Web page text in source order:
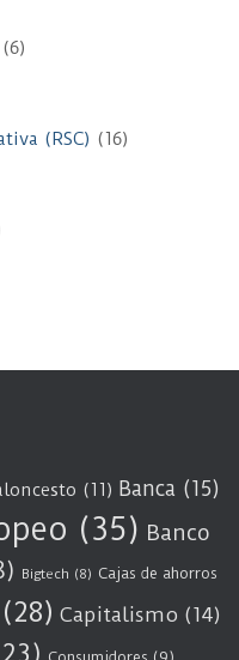
(6)
(RSC) (16)
(11) Banca (15)
(35) Banco
Bigtech (8) Cajas de ahorros
(28) Capitalismo (14)